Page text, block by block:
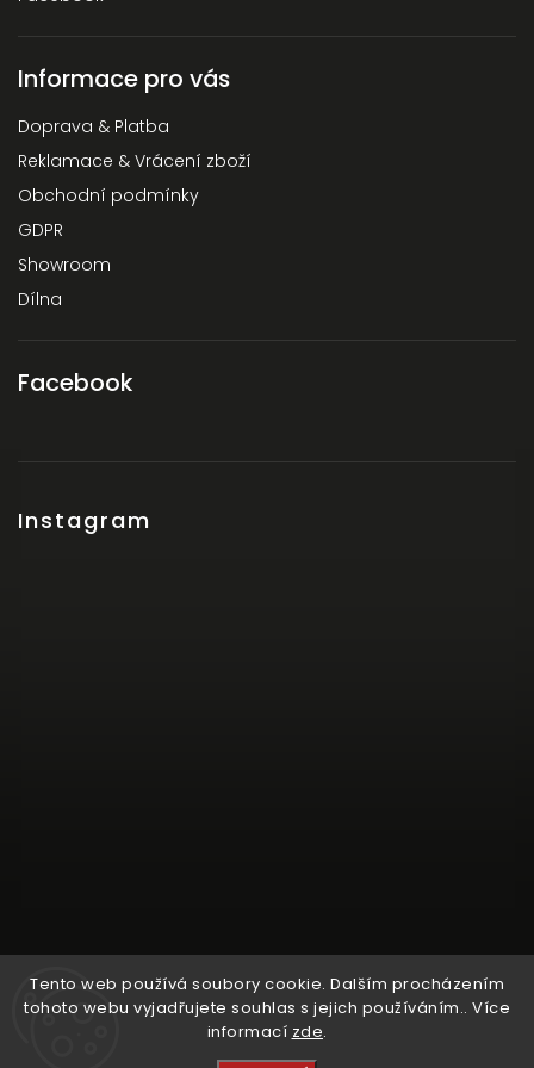
Tento web používá soubory cookie. Dalším procházením
tohoto webu vyjadřujete souhlas s jejich používáním.. Více
informací zde.
Informace pro vás
Doprava & Platba
Reklamace & Vrácení zboží
Obchodní podmínky
GDPR
Showroom
Dílna
Facebook
Instagram